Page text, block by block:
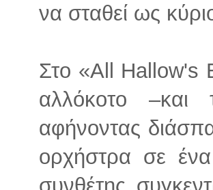
να σταθεί ως
Στο «All Hallow's
αλλόκοτο –και
αφήνοντας
ορχήστρα σε
συνθέτης